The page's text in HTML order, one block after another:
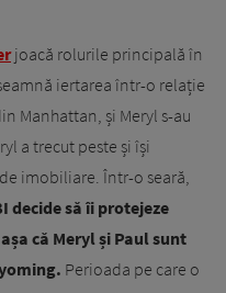
joacă rolurile principală în
iertarea într-o relație
Manhattan, și Meryl s-au
a trecut peste și își
imobiliare. Într-o seară,
decide să îi protejeze
că Meryl și Paul sunt
Perioada pe care o